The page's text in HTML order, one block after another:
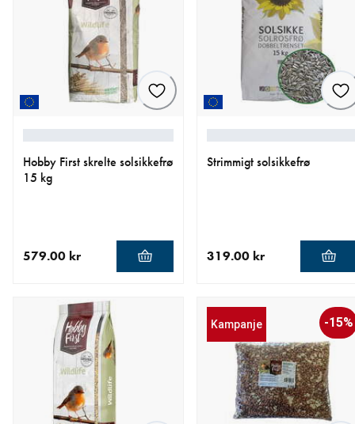
Hobby First skrelte solsikkefrø
15 kg
579.00 kr
Strimmigt solsikkefrø
319.00 kr
Kampanje -15%